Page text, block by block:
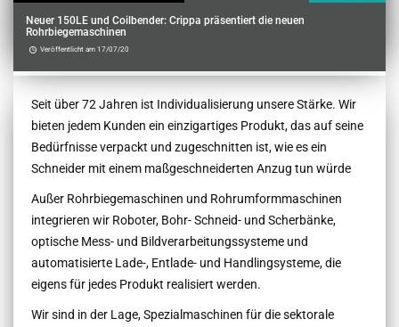
Neuer 150LE und Coilbender: Crippa präsentiert die neuen
Rohrbiegemaschinen
Veröffentlicht am 17/07/20
Contenu
Seit über 72 Jahren ist Individualisierung unsere Stärke. Wir
bieten jedem Kunden ein einzigartiges Produkt, das auf seine
Bedürfnisse verpackt und zugeschnitten ist, wie es ein
Schneider mit einem maßgeschneiderten Anzug tun würde
Außer Rohrbiegemaschinen und Rohrumformmaschinen
integrieren wir Roboter, Bohr- Schneid- und Scherbänke,
optische Mess- und Bildverarbeitungssysteme und
automatisierte Lade-, Entlade- und Handlingsysteme, die
eigens für jedes Produkt realisiert werden.
Wir sind in der Lage, Spezialmaschinen für die sektorale